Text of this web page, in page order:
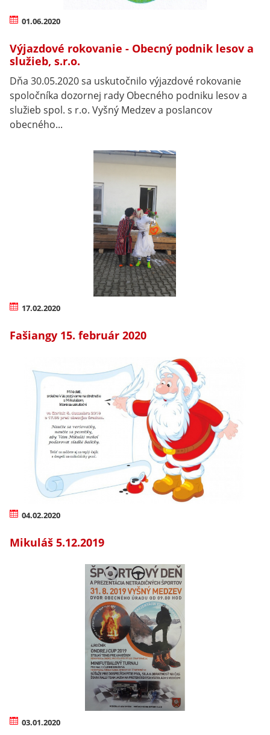
01.06.2020
Výjazdové rokovanie - Obecný podnik lesov a
služieb, s.r.o.
Dňa 30.05.2020 sa uskutočnilo výjazdové rokovanie
spoločníka dozornej rady Obecného podniku lesov a
služieb spol. s r.o. Vyšný Medzev a poslancov
obecného...
17.02.2020
Fašiangy 15. február 2020
04.02.2020
Mikuláš 5.12.2019
03.01.2020